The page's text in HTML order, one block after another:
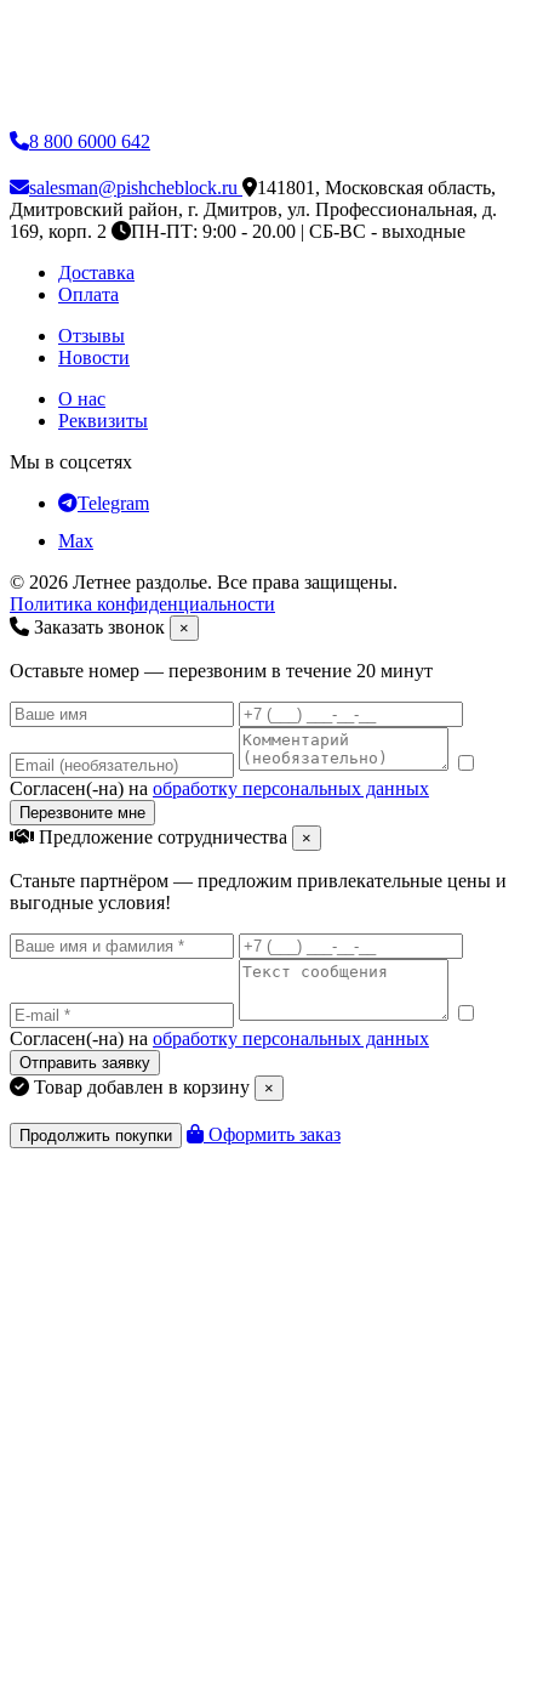
8 800 6000 642
salesman@pishcheblock.ru
141801, Московская область,
Дмитровский район, г. Дмитров, ул. Профессиональная, д.
169, корп. 2
ПН-ПТ: 9:00 - 20.00 | СБ-ВС - выходные
Доставка
Оплата
Отзывы
Новости
О нас
Реквизиты
Мы в соцсетях
Telegram
Max
© 2026 Летнее раздолье. Все права защищены.
Политика конфиденциальности
Заказать звонок
×
Оставьте номер — перезвоним в течение 20 минут
Согласен(-на) на обработку персональных данных
Перезвоните мне
Предложение сотрудничества ×
Станьте партнёром — предложим привлекательные цены и
выгодные условия!
Согласен(-на) на обработку персональных данных
Отправить заявку
Товар добавлен в корзину ×
Продолжить покупки Оформить заказ